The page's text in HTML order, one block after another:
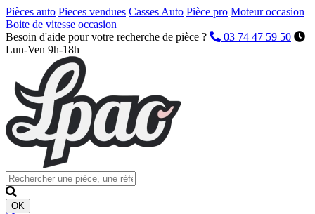
Pièces auto Pieces vendues Casses Auto Pièce pro Moteur occasion
Boite de vitesse occasion
Besoin d'aide pour votre recherche de pièce ?
03 74 47 59 50
Lun-Ven 9h-18h
OK